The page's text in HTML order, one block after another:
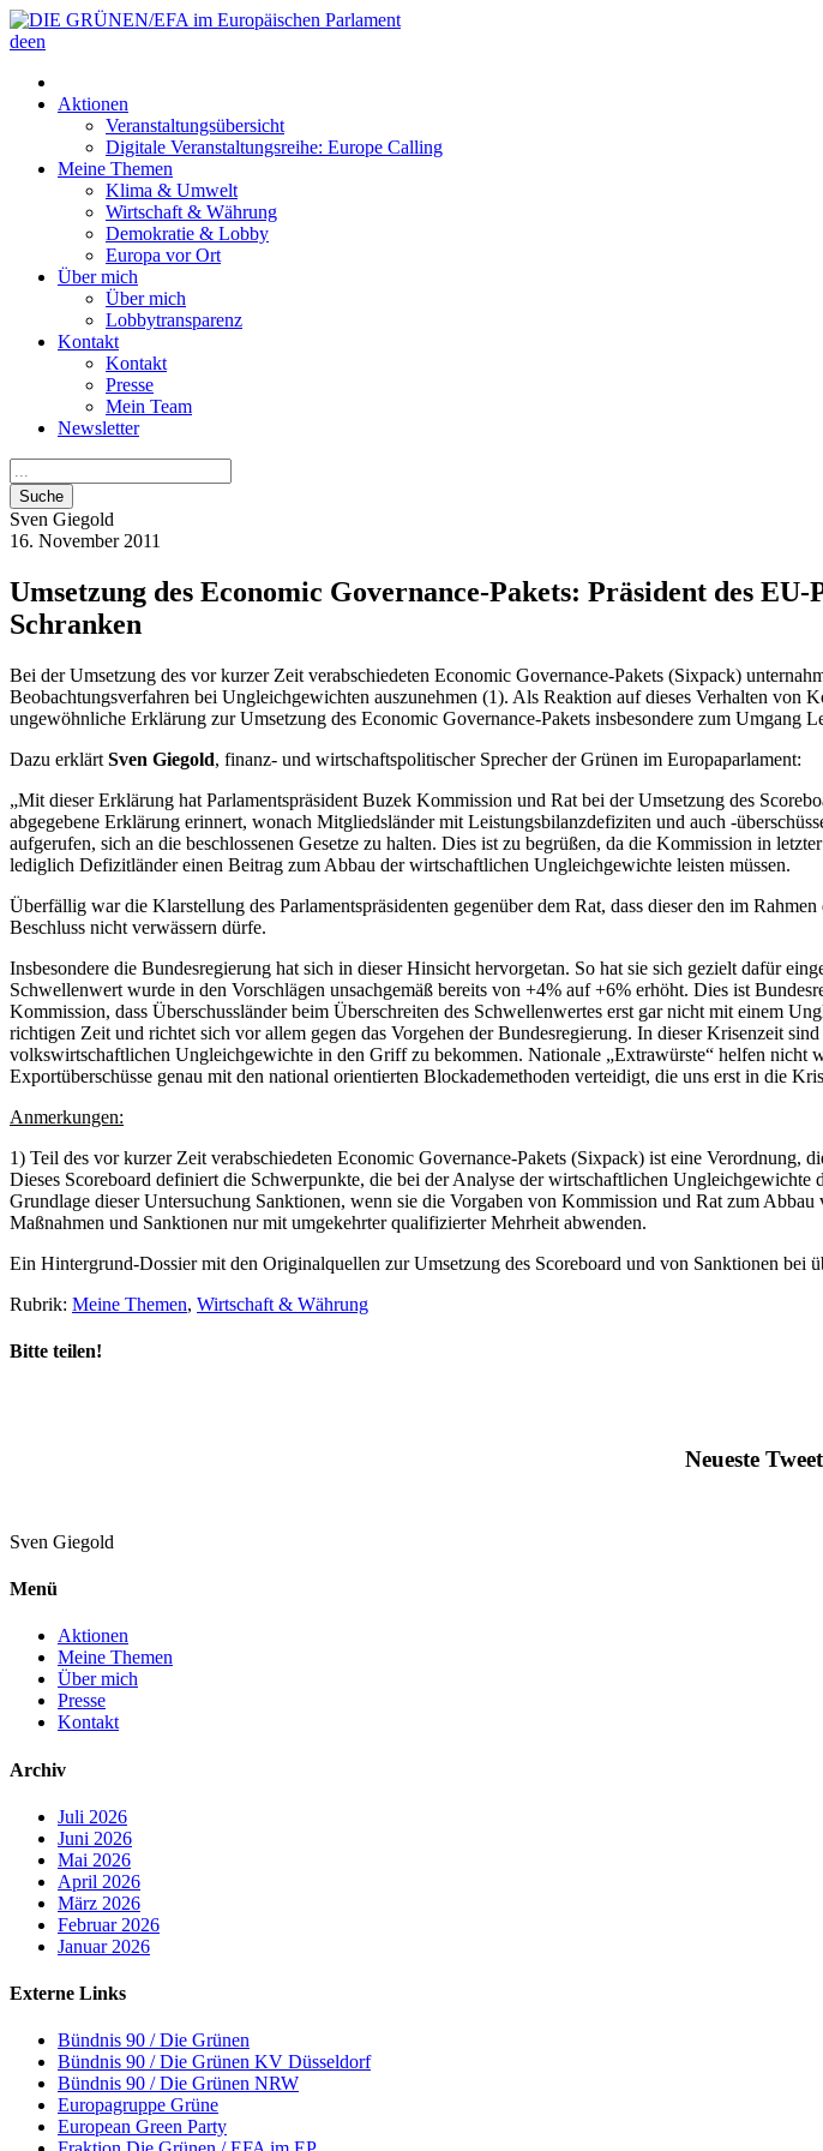
deen
Aktionen
Veranstaltungsübersicht
Digitale Veranstaltungsreihe: Europe Calling
Meine Themen
Klima & Umwelt
Wirtschaft & Währung
Demokratie & Lobby
Europa vor Ort
Über mich
Über mich
Lobbytransparenz
Kontakt
Kontakt
Presse
Mein Team
Newsletter
Suche
Sven Giegold
16. November 2011
Umsetzung des Economic Governance-Pakets: Präsident des
Schranken
Bei der Umsetzung des vor kurzer Zeit verabschiedeten Economic Governance-Pakets (Sixpack)
Beobachtungsverfahren bei Ungleichgewichten auszunehmen (1). Als Reaktion auf dieses Verhalten von
ungewöhnliche Erklärung zur Umsetzung des Economic Governance-Pakets insbesondere zum Umgang
Dazu erklärt Sven Giegold, finanz- und wirtschaftspolitischer Sprecher der Grünen im Europaparlament:
„Mit dieser Erklärung hat Parlamentspräsident Buzek Kommission und Rat bei der Umsetzung des
abgegebene Erklärung erinnert, wonach Mitgliedsländer mit Leistungsbilanzdefiziten und auch -
aufgerufen, sich an die beschlossenen Gesetze zu halten. Dies ist zu begrüßen, da die Kommission in
lediglich Defizitländer einen Beitrag zum Abbau der wirtschaftlichen Ungleichgewichte leisten müssen.
Überfällig war die Klarstellung des Parlamentspräsidenten gegenüber dem Rat, dass dieser den im
Beschluss nicht verwässern dürfe.
Insbesondere die Bundesregierung hat sich in dieser Hinsicht hervorgetan. So hat sie sich gezielt dafür
Schwellenwert wurde in den Vorschlägen unsachgemäß bereits von +4% auf +6% erhöht. Dies ist
Kommission, dass Überschussländer beim Überschreiten des Schwellenwertes erst gar nicht mit einem
richtigen Zeit und richtet sich vor allem gegen das Vorgehen der Bundesregierung. In dieser Krisenzeit
volkswirtschaftlichen Ungleichgewichte in den Griff zu bekommen. Nationale „Extrawürste“ helfen nicht
Exportüberschüsse genau mit den national orientierten Blockademethoden verteidigt, die uns erst in die
Anmerkungen:
1) Teil des vor kurzer Zeit verabschiedeten Economic Governance-Pakets (Sixpack) ist eine
Dieses Scoreboard definiert die Schwerpunkte, die bei der Analyse der wirtschaftlichen
Grundlage dieser Untersuchung Sanktionen, wenn sie die Vorgaben von Kommission und Rat zum
Maßnahmen und Sanktionen nur mit umgekehrter qualifizierter Mehrheit abwenden.
Ein Hintergrund-Dossier mit den Originalquellen zur Umsetzung des Scoreboard und von Sanktionen bei
Rubrik: Meine Themen, Wirtschaft & Währung
Bitte teilen!
Neueste
Sven Giegold
Menü
Aktionen
Meine Themen
Über mich
Presse
Kontakt
Archiv
Juli 2026
Juni 2026
Mai 2026
April 2026
März 2026
Februar 2026
Januar 2026
Externe Links
Bündnis 90 / Die Grünen
Bündnis 90 / Die Grünen KV Düsseldorf
Bündnis 90 / Die Grünen NRW
Europagruppe Grüne
European Green Party